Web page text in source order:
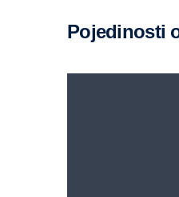
Pojedinosti